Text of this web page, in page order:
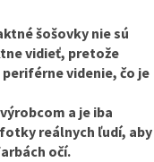
šošovky nie sú
vidieť, pretože
videnie, čo je
a je iba
reálnych ľudí, aby
očí.